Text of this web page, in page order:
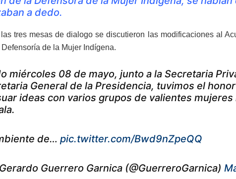
a dedo.
tres mesas de dialogo se discutieron las modificaciones al
de la Mujer Indígena.
miércoles 08 de mayo, junto a la Secretaria
General de la Presidencia, tuvimos el
ideas con varios grupos de valientes
de… pic.twitter.com/Bwd9nZpeQQ
Guerrero Garnica (@GuerreroGarnica)